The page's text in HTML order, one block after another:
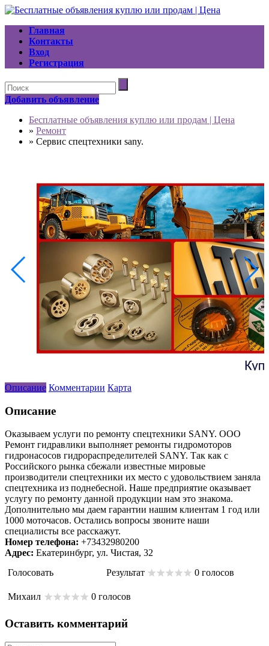
Главная
Контакты
Вход
Регистрация
Добавить объявление
Бесплатные объявления куплю или продам | Цена
» Ремонт
» Сервис спецтехники sany.
Описание Комментарии Карта
Описание
Оказываем услуги по ремонту спецтехники SANY. ООО
Ремонт гидравлики выполняет ремонты гидромоторов
гидронасосов гидрораспределителей SANY. Так как с
Российского рынка сбежали известные мировые
производители спецтехники их место с удовольствием заняла
спецтехника из поднебесной. Наше предприятие оказывает
услугу по ремонту данной продукции нам это знакома.
Дополнительно мы даем гарантии нашим клиентам 1 год или
1000 моточасов. Остались вопросы звоните наши
специалисты все расскажут.
Номер телефона: +73432980200
Адрес: Екатеринбург, ул. Чистая, 32
Голосовать
Результат 0 голосов
Михаил 0 голосов
Оставить комментарий